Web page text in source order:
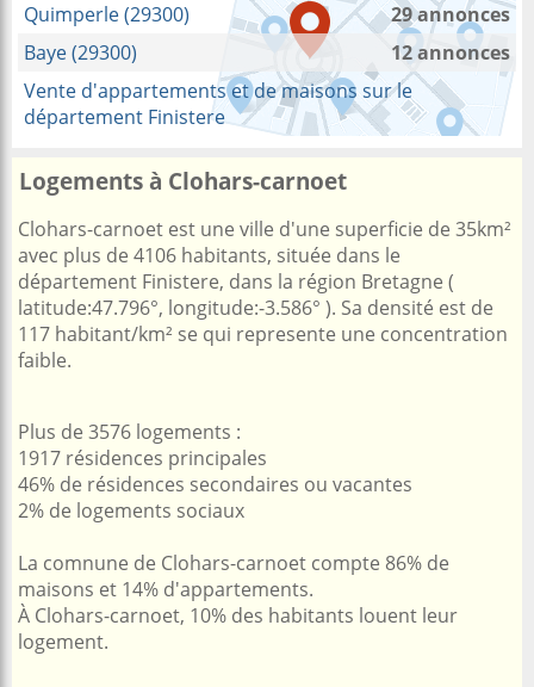
Quimperle (29300)
29 annonces
Baye (29300)
12 annonces
Vente d'appartements et de maisons sur le
département Finistere
Logements à Clohars-carnoet
Clohars-carnoet est une ville d'une superficie de 35km²
avec plus de 4106 habitants, située dans le
département Finistere, dans la région Bretagne (
latitude:47.796°, longitude:-3.586° ). Sa densité est de
117 habitant/km² se qui represente une concentration
faible.
Plus de 3576 logements :
1917 résidences principales
46% de résidences secondaires ou vacantes
2% de logements sociaux
La comnune de Clohars-carnoet compte 86% de
maisons et 14% d'appartements.
À Clohars-carnoet, 10% des habitants louent leur
logement.